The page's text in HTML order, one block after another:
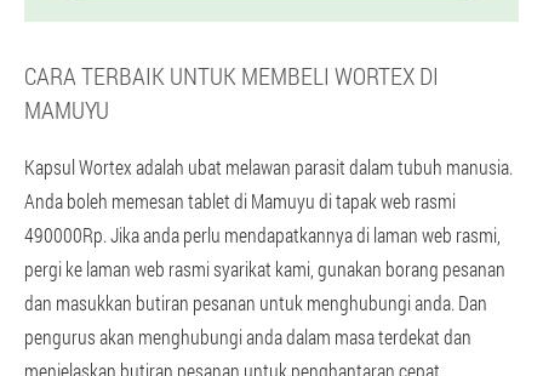
CARA TERBAIK UNTUK MEMBELI WORTEX DI
MAMUYU
Kapsul Wortex adalah ubat melawan parasit dalam tubuh manusia.
Anda boleh memesan tablet di Mamuyu di tapak web rasmi
490000Rp. Jika anda perlu mendapatkannya di laman web rasmi,
pergi ke laman web rasmi syarikat kami, gunakan borang pesanan
dan masukkan butiran pesanan untuk menghubungi anda. Dan
pengurus akan menghubungi anda dalam masa terdekat dan
menjelaskan butiran pesanan untuk penghantaran cepat,